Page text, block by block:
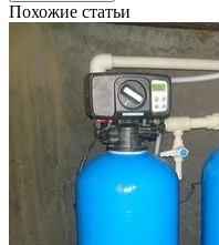
Похожие статьи